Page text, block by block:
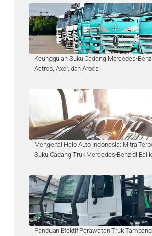
Keunggulan Suku Cadang Mercedes-
Actros, Axor, dan Arocs
Mengenal Halo Auto Indonesia: Mitra
Suku Cadang Truk Mercedes-Benz di
Panduan Efektif Perawatan Truk